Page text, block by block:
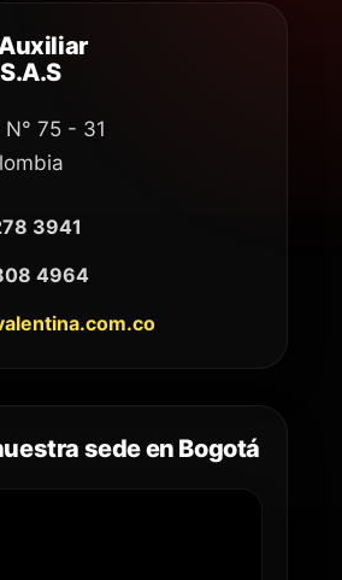
75 - 31
3941
4964
sede en Bogotá